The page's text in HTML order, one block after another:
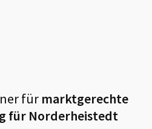
fürmarktgerechte
für Norderheistedt